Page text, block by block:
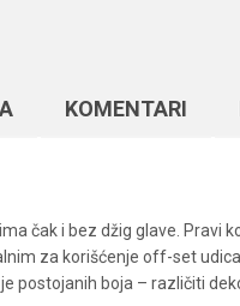
KOMENTARI
čak i bez džig glave.
za korišćenje off-set
postojanih boja – različiti